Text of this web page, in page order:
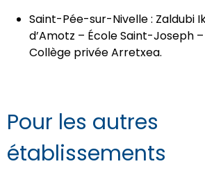
Saint-Pée-sur-Nivelle : Zaldubi
d’Amotz – École Saint-Joseph
Collège privée Arretxea.
Pour les autres
établissements